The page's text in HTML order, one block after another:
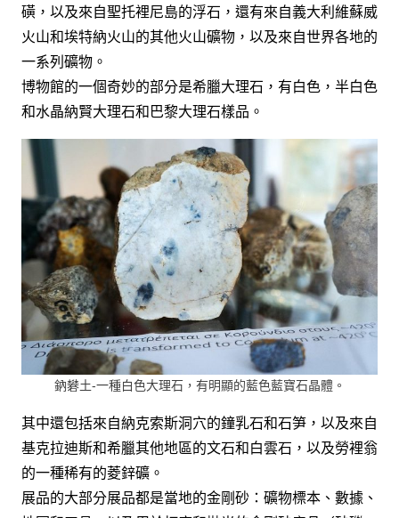
磺，以及來自聖托裡尼島的浮石，還有來自義大利維蘇威
火山和埃特納火山的其他火山礦物，以及來自世界各地的
一系列礦物。
博物館的一個奇妙的部分是希臘大理石，有白色，半白色
和水晶納賢大理石和巴黎大理石樣品。
鈉礬土-一種白色大理石，有明顯的藍色藍寶石晶體。
其中還包括來自納克索斯洞穴的鐘乳石和石笋，以及來自
基克拉迪斯和希臘其他地區的文石和白雲石，以及勞裡翁
的一種稀有的菱鋅礦。
展品的大部分展品都是當地的金剛砂：礦物標本、數據、